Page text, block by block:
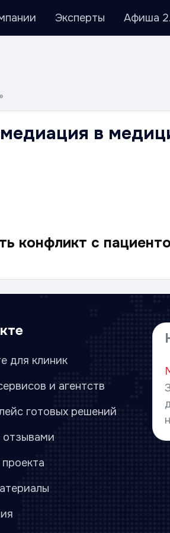
Эксперты Афиша
в
конфликт с
для клиник
и агентств
готовых решений
отзывами